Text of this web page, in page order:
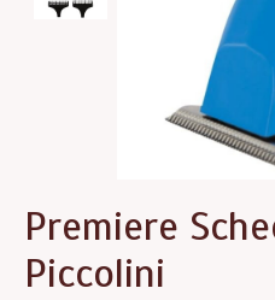
Premiere
Piccolini